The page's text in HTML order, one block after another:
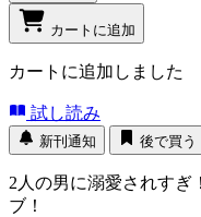
カートに追加
カートに追加しました
試し読み
新刊通知 後で買う
2人の男に溺愛されすぎ
ブ！